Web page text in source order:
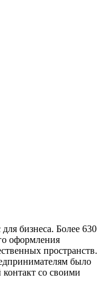
бизнеса. Более 630
оформления
пространств.
было
со своими